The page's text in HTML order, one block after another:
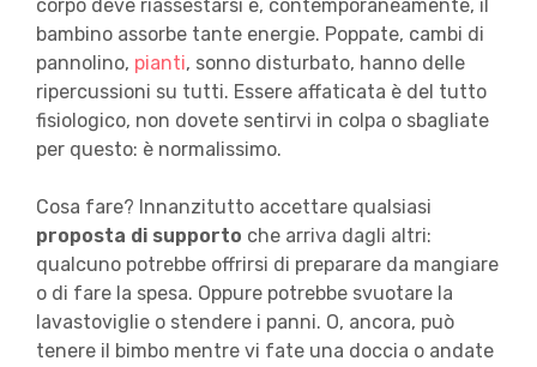
corpo deve riassestarsi e, contemporaneamente, il
bambino assorbe tante energie. Poppate, cambi di
pannolino, pianti, sonno disturbato, hanno delle
ripercussioni su tutti. Essere affaticata è del tutto
fisiologico, non dovete sentirvi in colpa o sbagliate
per questo: è normalissimo.
Cosa fare? Innanzitutto accettare qualsiasi
proposta di supporto che arriva dagli altri:
qualcuno potrebbe offrirsi di preparare da mangiare
o di fare la spesa. Oppure potrebbe svuotare la
lavastoviglie o stendere i panni. O, ancora, può
tenere il bimbo mentre vi fate una doccia o andate